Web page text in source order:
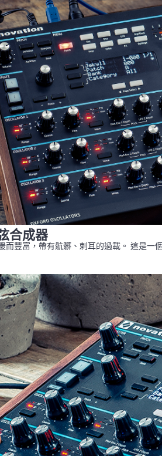
合成器
而豐富，帶有骯髒、刺耳的過載。 這是